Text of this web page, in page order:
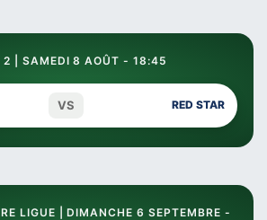
2 | SAMEDI 8 AOÛT - 18:45
VS RED STAR
LIGUE | DIMANCHE 6 SEPTEMBRE -